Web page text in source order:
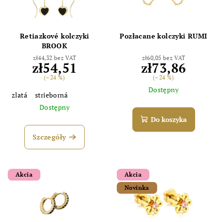
Retiazkové kolczyki
BROOK
zł44,32 bez VAT
zł54,51
(–24 %)
zlatá
strieborná
Dostępny
Szczegóły
Pozłacane kolczyki RUMI
zł60,05 bez VAT
zł73,86
(–24 %)
Dostępny
Do koszyka
Akcia
Akcia
Novinka